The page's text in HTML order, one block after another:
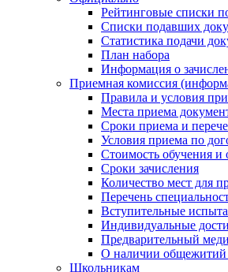
Рейтинговые списки
Списки подавших
Статистика подачи
План набора
Информация о
Приемная комиссия
Правила и условия
Места приема
Сроки приема и
Условия приема по
Стоимость обучения
Сроки зачисления
Количество мест для
Перечень
Вступительные
Индивидуальные
Предварительный
О наличии
Школьникам